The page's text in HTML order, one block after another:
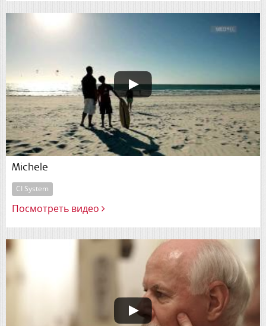
Michele
CI System
Посмотреть видео